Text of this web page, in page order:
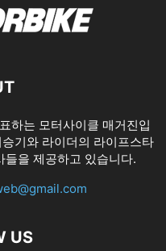
하는 모터사이클 매거진입
기와 라이더의 라이프스타
들을 제공하고 있습니다.
US